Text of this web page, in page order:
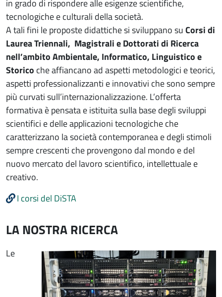
in grado di rispondere alle esigenze scientifiche,
tecnologiche e culturali della società.
A tali fini le proposte didattiche si sviluppano suCorsi di
Laurea Triennali, Magistrali e Dottorati di Ricerca
nell’ambito Ambientale, Informatico, Linguistico e
Storico che affiancano ad aspetti metodologici e teorici,
aspetti professionalizzanti e innovativi che sono sempre
più curvati sull’internazionalizzazione. L’offerta
formativa è pensata e istituita sulla base degli sviluppi
scientifici e delle applicazioni tecnologiche che
caratterizzano la società contemporanea e degli stimoli
sempre crescenti che provengono dal mondo e del
nuovo mercato del lavoro scientifico, intellettuale e
creativo.
I corsi del DiSTA
LA NOSTRA RICERCA
Immagine
Le